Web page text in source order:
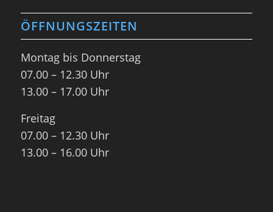
ÖFFNUNGSZEITEN
Montag bis Donnerstag
07.00 – 12.30 Uhr
13.00 – 17.00 Uhr
Freitag
07.00 – 12.30 Uhr
13.00 – 16.00 Uhr